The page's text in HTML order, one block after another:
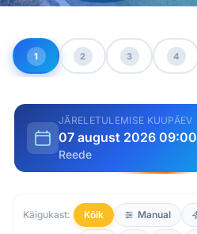
1 2 3 4
JÄRELETULEMISE KUUPÄEV
07 august 2026 09:00
Reede
Käigukast: Kõik Manual